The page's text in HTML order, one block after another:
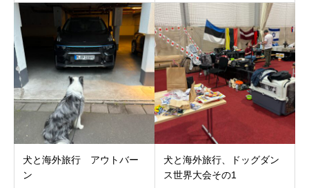
犬と海外旅行 アウトバー
ン
犬と海外旅行、ドッグダン
ス世界大会その1